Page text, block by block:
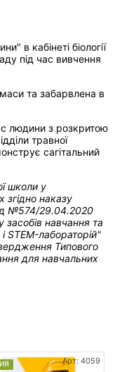
в кабінеті біології
під час вивчення
та забарвлена в
людини з розкритою
травної
сагітальний
школи у
згідно наказу
№574/29.04.2020
навчання та
STEM-лабораторій"
Типового
для навчальних
Арт: 4059